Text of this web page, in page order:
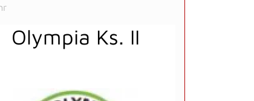
Olympia Ks. II